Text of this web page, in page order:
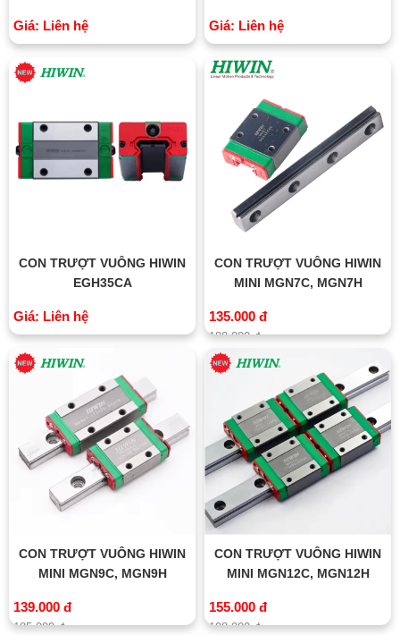
Giá: Liên hệ Giá: Liên hệ
CON TRƯỢT VUÔNG HIWIN
EGH35CA
Giá: Liên hệ
CON TRƯỢT VUÔNG HIWIN
MINI MGN7C, MGN7H
135.000 đ
180.000 đ
CON TRƯỢT VUÔNG HIWIN
MINI MGN9C, MGN9H
139.000 đ
185.000 đ
CON TRƯỢT VUÔNG HIWIN
MINI MGN12C, MGN12H
155.000 đ
198.000 đ